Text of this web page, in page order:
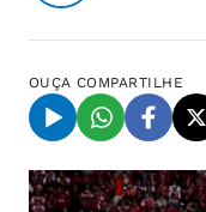
OUÇA COMPARTILHE